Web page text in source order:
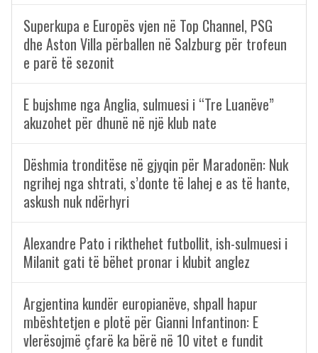
Superkupa e Europës vjen në Top Channel, PSG
dhe Aston Villa përballen në Salzburg për trofeun
e parë të sezonit
E bujshme nga Anglia, sulmuesi i “Tre Luanëve”
akuzohet për dhunë në një klub nate
Dëshmia tronditëse në gjyqin për Maradonën: Nuk
ngrihej nga shtrati, s’donte të lahej e as të hante,
askush nuk ndërhyri
Alexandre Pato i rikthehet futbollit, ish-sulmuesi i
Milanit gati të bëhet pronar i klubit anglez
Argjentina kundër europianëve, shpall hapur
mbështetjen e plotë për Gianni Infantinon: E
vlerësojmë çfarë ka bërë në 10 vitet e fundit